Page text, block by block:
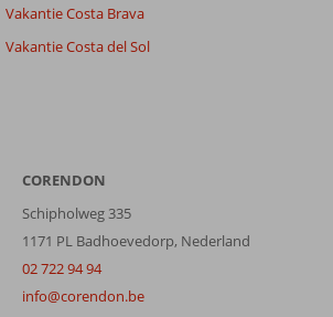
Vakantie Costa Brava
Vakantie Costa del Sol
CORENDON
Schipholweg 335
1171 PL Badhoevedorp, Nederland
02 722 94 94
info@corendon.be